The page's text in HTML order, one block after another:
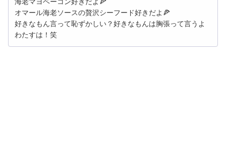
オマール海老ソースの贅沢シーフード好きだよ🍕
好きなもん言って恥ずかしい？好きなもんは胸張って言うよ
わたすは！笑